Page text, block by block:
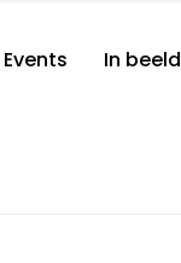
Events In beeld